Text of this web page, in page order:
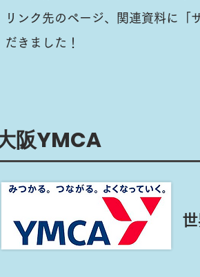
リンク先のページ、関連資料に「
だきました！
阪YMCA